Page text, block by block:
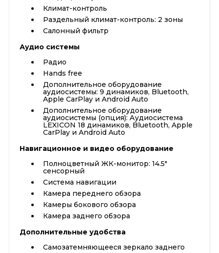
Климат-контроль
Раздельный климат-контроль: 2 зоны
Салонный фильтр
Аудио системы
Радио
Hands free
Дополнительное оборудование
аудиосистемы: 9 динамиков, Bluetooth,
Apple CarPlay и Android Auto
Дополнительное оборудование
аудиосистемы (опция): Аудиосистема
LEXICON 18 динамиков, Bluetooth, Apple
CarPlay и Android Auto
Навигационное и видео оборудование
Полноцветный ЖК-монитор: 14.5"
сенсорный
Система навигации
Камера переднего обзора
Камеры бокового обзора
Камера заднего обзора
Дополнительные удобства
Самозатемняющееся зеркало заднего